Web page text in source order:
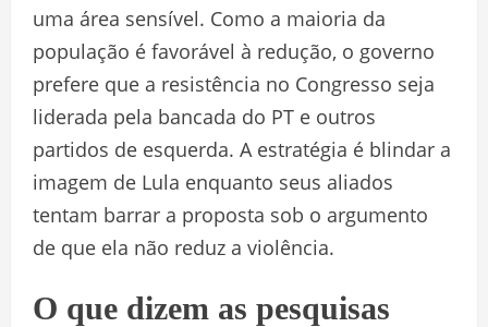
uma área sensível. Como a maioria da
população é favorável à redução, o governo
prefere que a resistência no Congresso seja
liderada pela bancada do PT e outros
partidos de esquerda. A estratégia é blindar a
imagem de Lula enquanto seus aliados
tentam barrar a proposta sob o argumento
de que ela não reduz a violência.
O que dizem as pesquisas